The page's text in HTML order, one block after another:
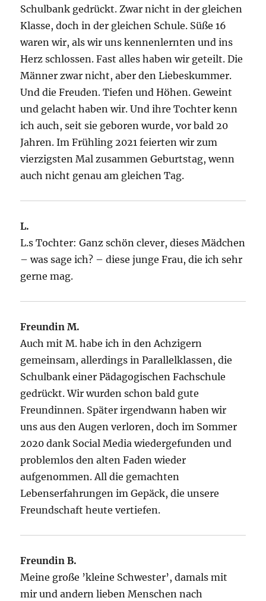
Schulbank gedrückt. Zwar nicht in der gleichen
Klasse, doch in der gleichen Schule. Süße 16
waren wir, als wir uns kennenlernten und ins
Herz schlossen. Fast alles haben wir geteilt. Die
Männer zwar nicht, aber den Liebeskummer.
Und die Freuden. Tiefen und Höhen. Geweint
und gelacht haben wir. Und ihre Tochter kenn
ich auch, seit sie geboren wurde, vor bald 20
Jahren. Im Frühling 2021 feierten wir zum
vierzigsten Mal zusammen Geburtstag, wenn
auch nicht genau am gleichen Tag.
L.
L.s Tochter: Ganz schön clever, dieses Mädchen
– was sage ich? – diese junge Frau, die ich sehr
gerne mag.
Freundin M.
Auch mit M. habe ich in den Achzigern
gemeinsam, allerdings in Parallelklassen, die
Schulbank einer Pädagogischen Fachschule
gedrückt. Wir wurden schon bald gute
Freundinnen. Später irgendwann haben wir
uns aus den Augen verloren, doch im Sommer
2020 dank Social Media wiedergefunden und
problemlos den alten Faden wieder
aufgenommen. All die gemachten
Lebenserfahrungen im Gepäck, die unsere
Freundschaft heute vertiefen.
Freundin B.
Meine große ’kleine Schwester’, damals mit
mir und andern lieben Menschen nach